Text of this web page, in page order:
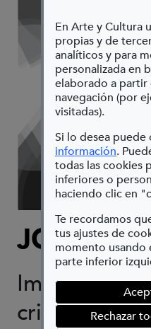
En Arte y Cultura
propias y de
analíticos y para
personalizada en
elaborado a
navegación (por
visitadas).
Si lo desea
información(Abre
.
todas las cookies
inferiores o
haciendo clic en
Te recordamos
tus ajustes de
momento usando
parte inferior
Rechazar
JORGE
Impresión
cristal